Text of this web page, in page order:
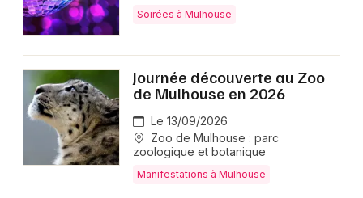
Soirées à Mulhouse
Journée découverte au Zoo
de Mulhouse en 2026
Le 13/09/2026
Zoo de Mulhouse : parc
zoologique et botanique
Manifestations à Mulhouse